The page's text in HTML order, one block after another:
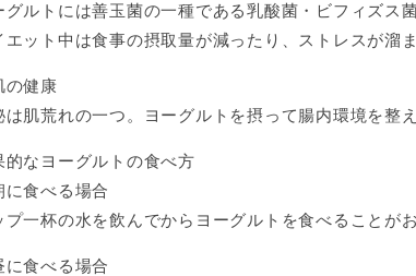
グルトには善玉菌の一種である乳酸菌・ビフィズス
エット中は食事の摂取量が減ったり、ストレスが溜
健康
は肌荒れの一つ。ヨーグルトを摂って腸内環境を整
的なヨーグルトの食べ方
食べる場合
プ一杯の水を飲んでからヨーグルトを食べることが
食べる場合